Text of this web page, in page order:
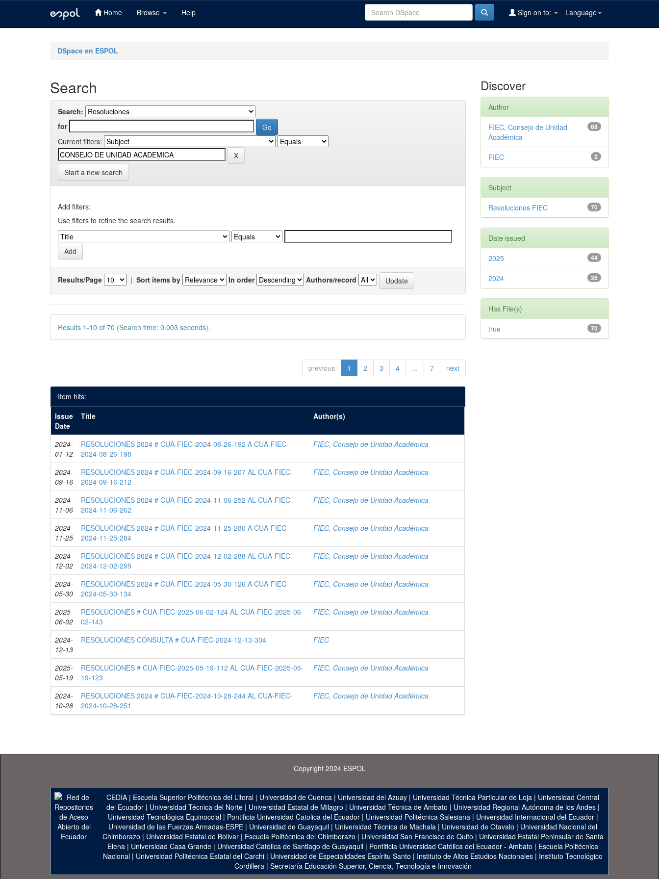
Home Browse Help Language
Sign on to:
DSpace en ESPOL
Search
Search:
for
Current filters:
Start a new search
Add filters:
Use filters to refine the search results.
Results/Page | Sort items by In order Authors/record
Results 1-10 of 70 (Search time: 0.003 seconds).
previous 1 2 3 4 ... 7 next
Item hits:
Issue
Date
Title Author(s)
2024-
01-12
RESOLUCIONES 2024 # CUA-FIEC-2024-08-26-192 A CUA-FIEC-
2024-08-26-198
FIEC, Consejo de Unidad Académica
2024-
09-16
RESOLUCIONES 2024 # CUA-FIEC-2024-09-16-207 AL CUA-FIEC-
2024-09-16-212
FIEC, Consejo de Unidad Académica
2024-
11-06
RESOLUCIONES 2024 # CUA-FIEC-2024-11-06-252 AL CUA-FIEC-
2024-11-06-262
FIEC, Consejo de Unidad Académica
2024-
11-25
RESOLUCIONES 2024 # CUA-FIEC-2024-11-25-280 A CUA-FIEC-
2024-11-25-284
FIEC, Consejo de Unidad Académica
2024-
12-02
RESOLUCIONES 2024 # CUA-FIEC-2024-12-02-288 AL CUA-FIEC-
2024-12-02-295
FIEC, Consejo de Unidad Académica
2024-
05-30
RESOLUCIONES 2024 # CUA-FIEC-2024-05-30-126 A CUA-FIEC-
2024-05-30-134
FIEC, Consejo de Unidad Académica
2025-
06-02
RESOLUCIONES # CUA-FIEC-2025-06-02-124 AL CUA-FIEC-2025-06-
02-143
FIEC, Consejo de Unidad Académica
2024-
12-13
RESOLUCIONES CONSULTA # CUA-FIEC-2024-12-13-304 FIEC
2025-
05-19
RESOLUCIONES # CUA-FIEC-2025-05-19-112 AL CUA-FIEC-2025-05-
19-123
FIEC, Consejo de Unidad Académica
2024-
10-28
RESOLUCIONES 2024 # CUA-FIEC-2024-10-28-244 AL CUA-FIEC-
2024-10-28-251
FIEC, Consejo de Unidad Académica
Discover
Author
68
FIEC, Consejo de Unidad
Académica
2
FIEC
Subject
70
Resoluciones FIEC
Date issued
44
2025
26
2024
Has File(s)
70
true
Copyright 2024 ESPOL
CEDIA | Escuela Superior Politécnica del Litoral | Universidad de Cuenca | Universidad del Azuay | Universidad Técnica Particular de Loja | Universidad Central
del Ecuador| Universidad Técnica del Norte| Universidad Estatal de Milagro | Universidad Técnica de Ambato | Universidad Regional Autónoma de los Andes|
Universidad Tecnológica Equinoccial| Pontificia Universidad Catolica del Ecuador| Universidad Politécnica Salesiana| Universidad Internacional del Ecuador|
Universidad de las Fuerzas Armadas-ESPE | Universidad de Guayaquil | Universidad Técnica de Machala | Universidad de Otavalo | Universidad Nacional del
Chimborazo | Universidad Estatal de Bolivar| Escuela Politécnica del Chimborazo | Universidad San Francisco de Quito | Universidad Estatal Peninsular de Santa
Elena | Universidad Casa Grande | Universidad Católica de Santiago de Guayaquil | Pontificia Universidad Católica del Ecuador - Ambato | Escuela Politécnica
Nacional | Universidad Politécnica Estatal del Carchi | Universidad de Especialidades Espíritu Santo | Instituto de Altos Estudios Nacionales | Instituto Tecnológico
Cordillera| Secretaría Educación Superior, Ciencia, Tecnología e Innovación